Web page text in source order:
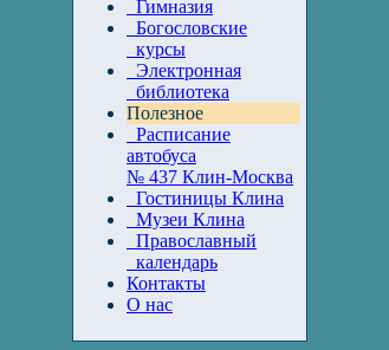
Гимназия
Богословские
курсы
Электронная
библиотека
Полезное
Расписание
автобуса
№ 437 Клин-Москва
Гостиницы Клина
Музеи Клина
Православный
календарь
Контакты
О нас